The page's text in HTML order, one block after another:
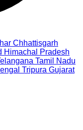
Chhattisgarh
Himachal Pradesh
Tamil Nadu
Tripura Gujarat